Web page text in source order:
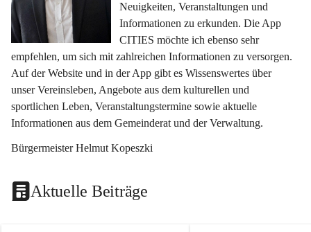
Neuigkeiten, Veranstaltungen und
Informationen zu erkunden. Die App
CITIES möchte ich ebenso sehr
empfehlen, um sich mit zahlreichen Informationen zu versorgen.
Auf der Website und in der App gibt es Wissenswertes über
unser Vereinsleben, Angebote aus dem kulturellen und
sportlichen Leben, Veranstaltungstermine sowie aktuelle
Informationen aus dem Gemeinderat und der Verwaltung.
Bürgermeister Helmut Kopeszki
Aktuelle Beiträge